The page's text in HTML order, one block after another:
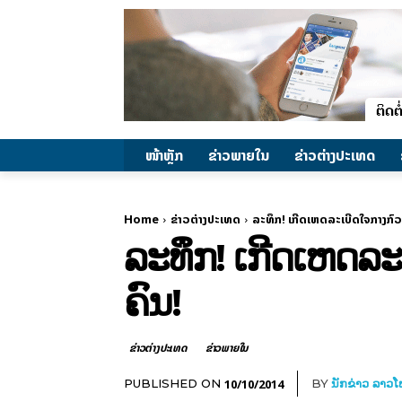
ໜ້າຫຼັກ ຂ່າວພາຍ​ໃນ ຂ່າວຕ່າງປະເທດ
Home ຂ່າວຕ່າງປະເທດ ລະທຶກ! ເກີດເຫດລະເບີດໃຈກາງກົ
ລະທຶກ! ເກີດເຫດລ
ຄົນ!
ຂ່າວຕ່າງປະເທດ ຂ່າວພາຍ​ໃນ
PUBLISHED ON 10/10/2014 BYນັກຂ່າວ ລາວ